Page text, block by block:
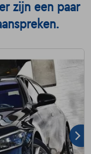
zijn een paar